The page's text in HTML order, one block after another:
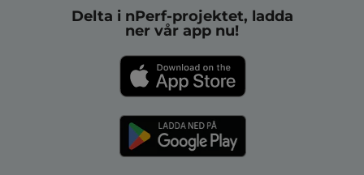
Delta i nPerf-projektet, ladda
ner vår app nu!